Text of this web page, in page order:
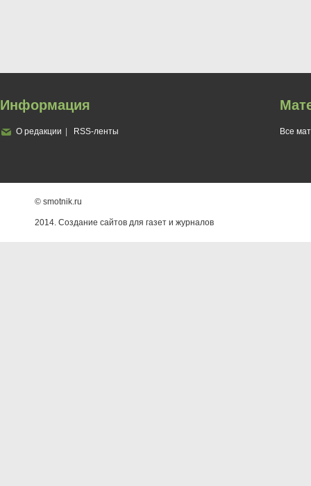
Информация
О редакции RSS-ленты Все
© smotnik.ru
2014. Создание сайтов для газет и журналов